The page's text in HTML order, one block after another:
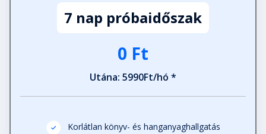
7 nap próbaidőszak
0 Ft
Utána: 5990Ft/hó *
Korlátlan könyv- és hanganyaghallgatás